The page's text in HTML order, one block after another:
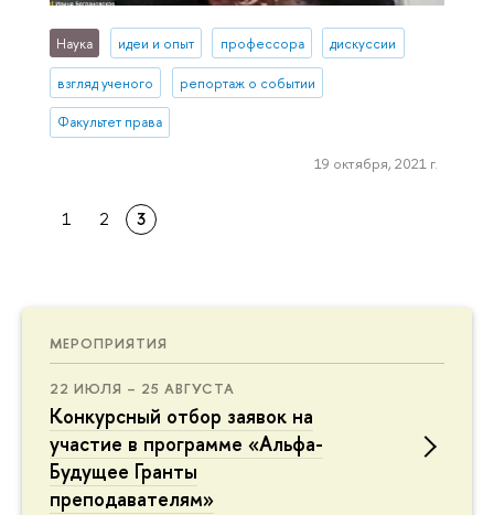
МЕРОПРИЯТИЯ
22 ИЮЛЯ – 25 АВГУСТА
Конкурсный отбор заявок на
участие в программе «Альфа-
Будущее Гранты
преподавателям»
Наука идеи и опыт профессора дискуссии
взгляд ученого репортаж о событии
Факультет права
19 октября, 2021 г.
1 2 3